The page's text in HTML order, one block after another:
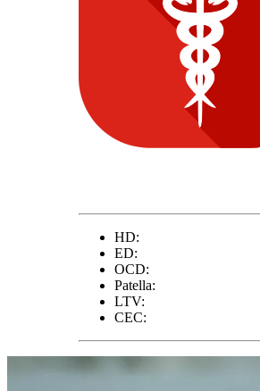
HD:
ED:
OCD:
Patella:
LTV:
CEC: